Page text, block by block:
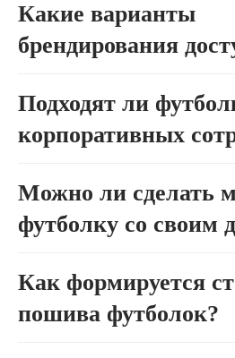
Какие варианты
брендирования
Подходят ли
корпоративных
Можно ли сделать
футболку со своим
Как формируется
пошива футболок?